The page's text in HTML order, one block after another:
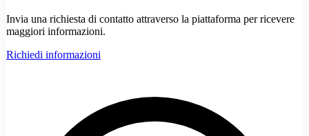
Invia una richiesta di contatto attraverso la piattaforma per ricevere
maggiori informazioni.
Richiedi informazioni